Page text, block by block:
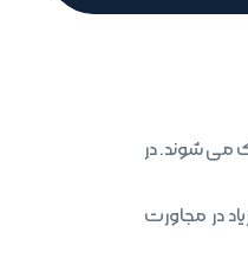
می شوند. در
در مجاورت